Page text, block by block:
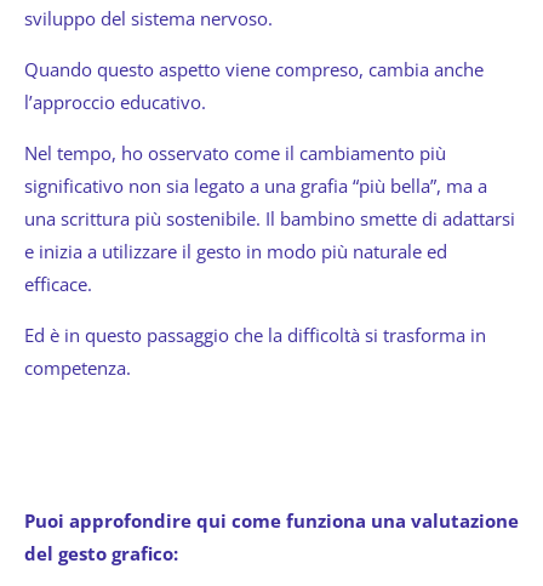
sviluppo del sistema nervoso.
Quando questo aspetto viene compreso, cambia anche
l’approccio educativo.
Nel tempo, ho osservato come il cambiamento più
significativo non sia legato a una grafia “più bella”, ma a
una scrittura più sostenibile. Il bambino smette di adattarsi
e inizia a utilizzare il gesto in modo più naturale ed
efficace.
Ed è in questo passaggio che la difficoltà si trasforma in
competenza.
Puoi approfondire qui come funziona una valutazione
del gesto grafico: